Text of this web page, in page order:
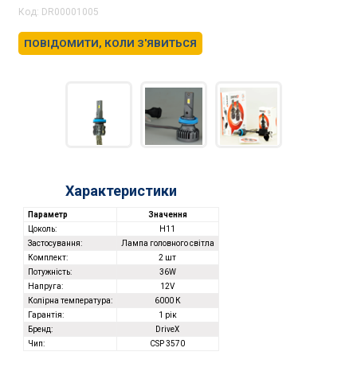
Код: DR00001005
ПОВІДОМИТИ, КОЛИ З'ЯВИТЬСЯ
Характеристики
Параметр
Значення
Цоколь:
H11
Застосування:
Лампа головного світла
Комплект:
2 шт
Потужність:
36W
Напруга:
12V
Колірна температура:
6000 К
Гарантія:
1 рік
Бренд:
DriveX
Чип:
CSP 3570